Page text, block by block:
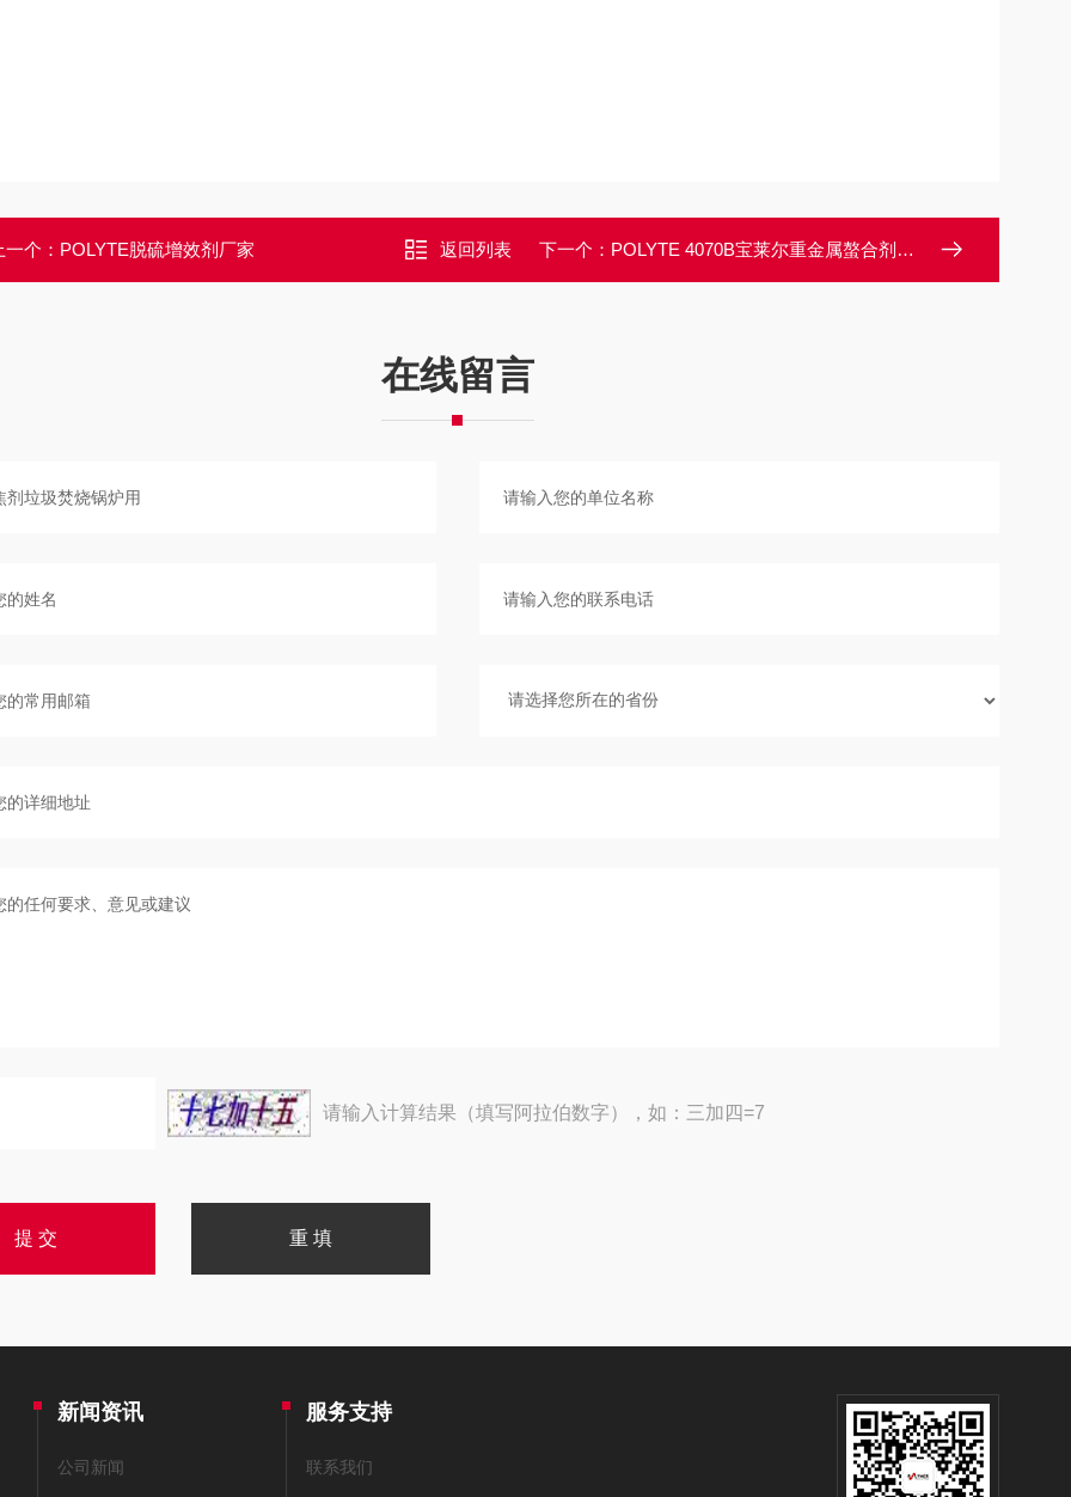
一个： POLYTE脱硫增效剂​厂家 返回列表 下一个： POLYTE 4070B宝莱尔重金属螯合剂厂家
在线留言
请输入计算结果（填写阿拉伯数字），如：三加四=7
新闻资讯
公司新闻
服务支持
联系我们